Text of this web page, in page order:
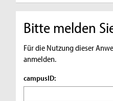
Bitte melden
Für die Nutzung dieser
anmelden.
campusID: